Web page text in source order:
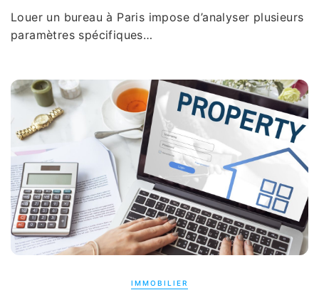
Louer un bureau à Paris impose d’analyser plusieurs
paramètres spécifiques…
IMMOBILIER